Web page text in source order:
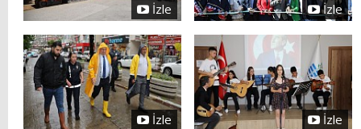
İzle İzle
İzle İzle